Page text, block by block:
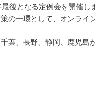
後となる定例会を開催し
の一環として、オンライ
葉、長野、静岡、鹿児島